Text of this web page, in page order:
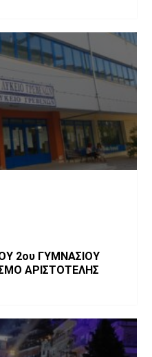
2ου ΓΥΜΝΑΣΙΟΥ
ΑΡΙΣΤΟΤΕΛΗΣ